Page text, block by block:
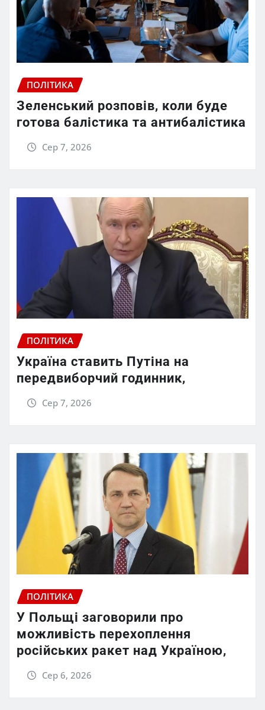
ПОЛІТИКА
Зеленський розповів, коли буде
готова балістика та антибалістика
Сер 7, 2026
ПОЛІТИКА
Україна ставить Путіна на
передвиборчий годинник,
Сер 7, 2026
ПОЛІТИКА
У Польщі заговорили про
можливість перехоплення
російських ракет над Україною,
Сер 6, 2026